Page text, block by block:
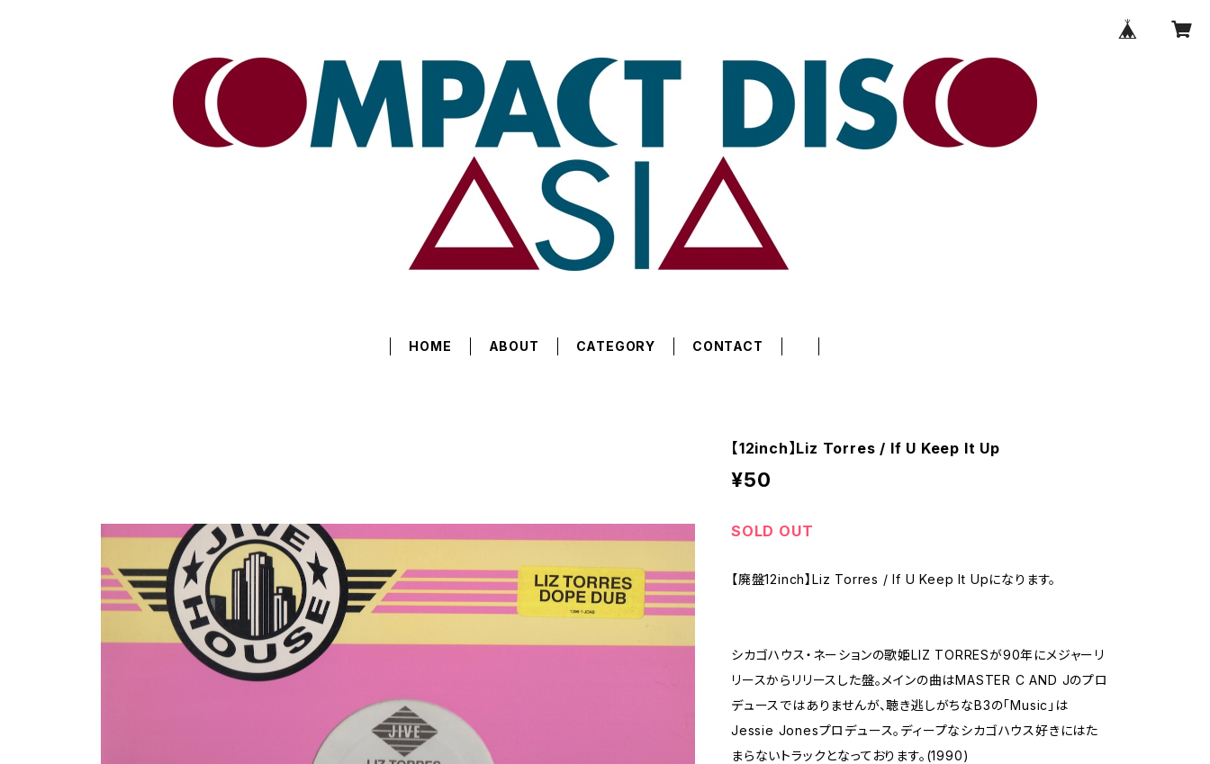
HOME ABOUT CATEGORY CONTACT
【12inch】Liz Torres / If U Keep It Up
¥50
SOLD OUT
【廃盤12inch】Liz Torres / If U Keep It Upになります。
シカゴハウス・ネーションの歌姫LIZ TORRESが90年にメジャーリ
リースからリリースした盤。メインの曲はMASTER C AND Jのプロ
デュースではありませんが、聴き逃しがちなB3の「Music」は
Jessie Jonesプロデュース。ディープなシカゴハウス好きにはた
まらないトラックとなっております。(1990)